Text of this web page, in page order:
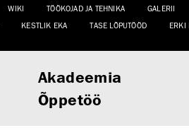
WIKI TÖÖKOJAD JA TEHNIKA GALERII
KESTLIK EKA TASE LÕPUTÖÖD ERKI
Akadeemia
Õppetöö